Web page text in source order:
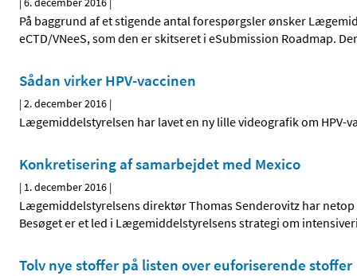
På baggrund af et stigende antal forespørgsler ønsker
eCTD/VNeeS, som den er skitseret i eSubmission Roadmap.
Sådan virker HPV-vaccinen
|2. december 2016 |
Lægemiddelstyrelsen har lavet en ny lille videografik om HPV-
Konkretisering af samarbejdet med Mexico
| 1. december 2016 |
Lægemiddelstyrelsens direktør Thomas Senderovitz har
Besøget er et led i Lægemiddelstyrelsens strategi om
Tolv nye stoffer på listen over euforiserende stoffer